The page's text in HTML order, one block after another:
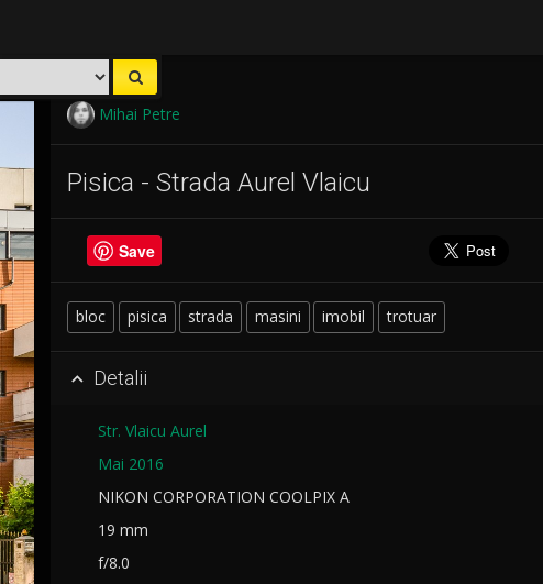
Mihai Petre
Pisica - Strada Aurel Vlaicu
Save
bloc pisica strada masini imobil trotuar
 Detalii
Str. Vlaicu Aurel
Mai 2016
NIKON CORPORATION COOLPIX A
19 mm
f/8.0